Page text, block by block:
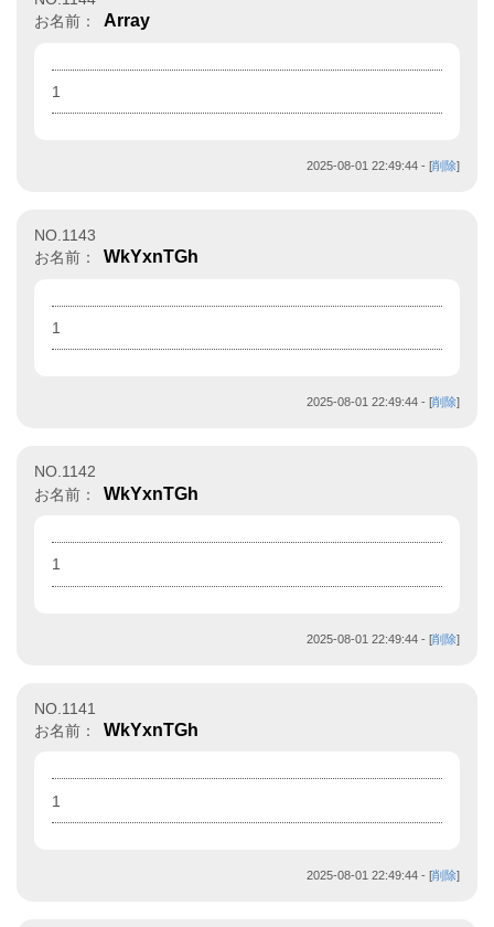
お名前：
Array
1
2025-08-01 22:49:44 - [削除]
NO.1143
お名前：
WkYxnTGh
1
2025-08-01 22:49:44 - [削除]
NO.1142
お名前：
WkYxnTGh
1
2025-08-01 22:49:44 - [削除]
NO.1141
お名前：
WkYxnTGh
1
2025-08-01 22:49:44 - [削除]